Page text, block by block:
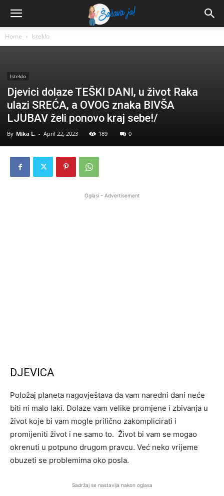
Home Isteklo
Isteklo
Djevici dolaze TEŠKI DANI, u život Raka
ulazi SREĆA, a OVOG znaka BIVŠA
LJUBAV želi ponovo kraj sebe!/
By Mika L. - April 22, 2023 189 0
Oglasi - Advertisement
DJEVICA
Položaj planeta nagovještava da vam naredni dani neće
biti ni malo laki. Dolaze vam velike promjene i zbivanja u
život koje bi vam mogle prilično zakomplicirati i
promijeniti život i ne samo to. Život bi vam se mogao
okrenuti u potpuno drugom pravcu. Već neko vrijeme
obuzeti se problemima oko posla.
Sadržaj se nastavlja nakon oglasa